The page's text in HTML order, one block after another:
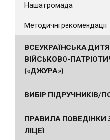
Наша громада
Методичні рекомендації
ВСЕУКРАЇНСЬКА
ВІЙСЬКОВО-
(«ДЖУРА»)
ВИБІР ПІДРУЧНИКІВ/
ПРАВИЛА ПОВЕДІНКИ
ЛІЦЕЇ